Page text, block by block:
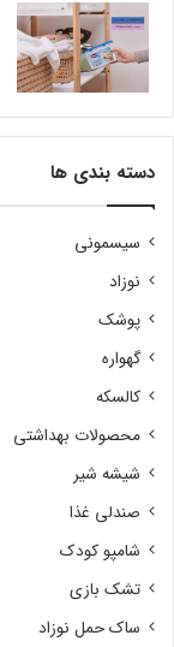
دسته بندی ها
سیسمونی
نوزاد
پوشک
گهواره
کالسکه
محصولات بهداشتی
شیشه شیر
صندلی غذا
شامپو کودک
تشک بازی
ساک حمل نوزاد